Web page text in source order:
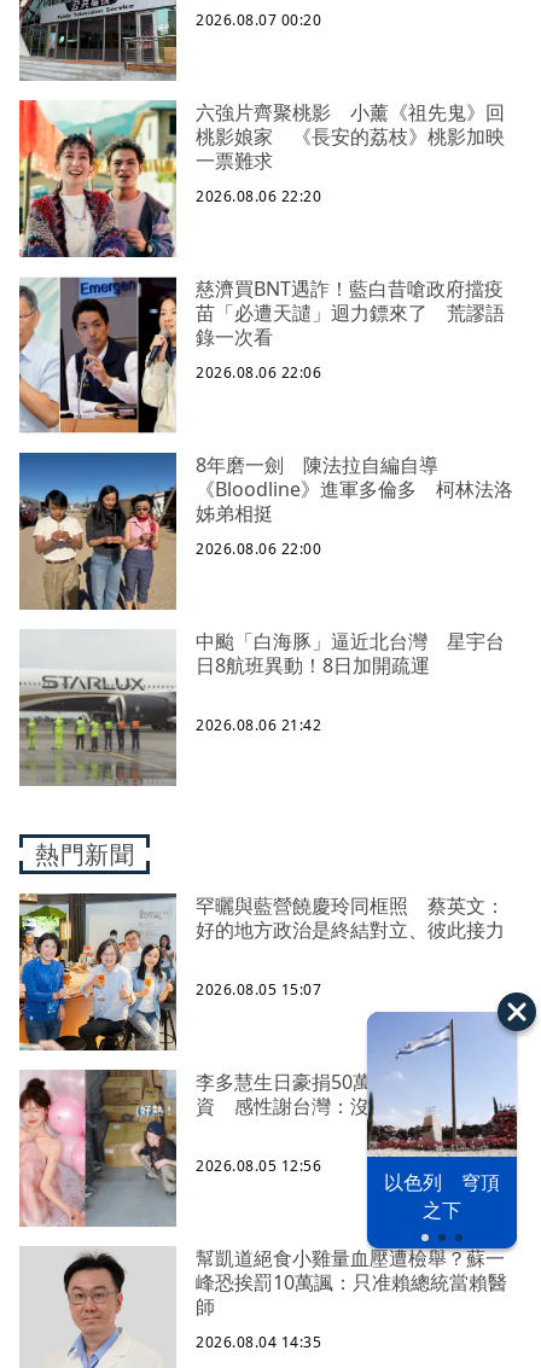
以色列 穹頂
之下
2026.08.07 00:20
六強片齊聚桃影 小薰《祖先鬼》回
桃影娘家 《長安的荔枝》桃影加映
一票難求
2026.08.06 22:20
慈濟買BNT遇詐！藍白昔嗆政府擋疫
苗「必遭天譴」迴力鏢來了 荒謬語
錄一次看
2026.08.06 22:06
8年磨一劍 陳法拉自編自導
《Bloodline》進軍多倫多 柯林法洛
姊弟相挺
2026.08.06 22:00
中颱「白海豚」逼近北台灣 星宇台
日8航班異動！8日加開疏運
2026.08.06 21:42
熱門新聞
罕曬與藍營饒慶玲同框照 蔡英文：
好的地方政治是終結對立、彼此接力
2026.08.05 15:07
李多慧生日豪捐50萬、親搭卡車送物
資 感性謝台灣：沒有大家就沒我
2026.08.05 12:56
幫凱道絕食小雞量血壓遭檢舉？蘇一
峰恐挨罰10萬諷：只准賴總統當賴醫
師
2026.08.04 14:35